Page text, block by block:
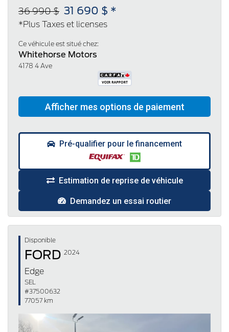
36 990 $ 31 690 $ *
*Plus Taxes et licenses
Ce véhicule est situé chez:
Whitehorse Motors
4178 4 Ave
Pré-qualifier pour le financement
Estimation de reprise de véhicule
Demandez un essai routier
Disponible
FORD 2024
Edge
SEL
#37500632
77057 km